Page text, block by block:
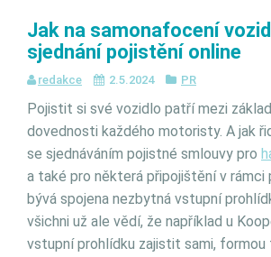
Jak na samonafocení
sjednání pojistění online
redakce 2.5.2024 PR
Pojistit si své vozidlo patří mezi
dovednosti každého motoristy. A jak
se sjednáváním pojistné smlouvy pro
a také pro některá připojištění v rámci
bývá spojena nezbytná vstupní
všichni už ale vědí, že například u
vstupní prohlídku zajistit sami, formou